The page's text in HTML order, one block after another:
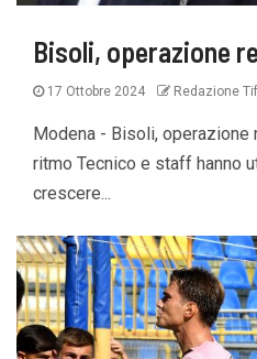
Bisoli, operazione
17 Ottobre 2024 Redazione
Modena - Bisoli, operazione
ritmo Tecnico e staff hanno
crescere...